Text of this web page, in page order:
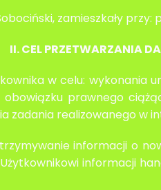
zamieszkały przy:
II. CEL PRZETWARZANIA
w celu: wykonania
prawnego
zadania realizowanego w
informacji o
informacji